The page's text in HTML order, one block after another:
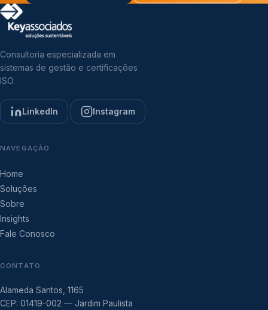
Consultoria especializada em
sistemas de gestão e certificações
ISO.
LinkedIn Instagram
NAVEGAÇÃO
Home
Soluções
Sobre
Insights
Fale Conosco
CONTATO
Alameda Santos, 1165
CEP: 01419-002 — Jardim Paulista